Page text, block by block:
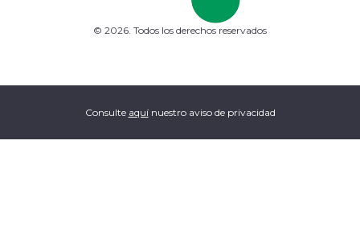
© 2026. Todos los derechos reservados
Consulte aquínuestro aviso de privacidad